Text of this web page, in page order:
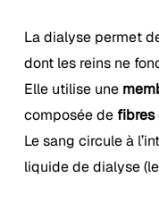
La dialyse permet
dont les reins ne
Elle utilise une
composée de fibres
Le sang circule à
liquide de dialyse